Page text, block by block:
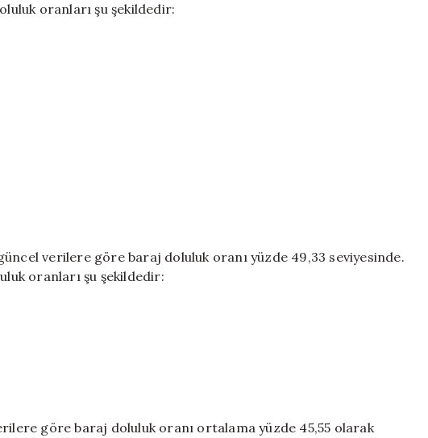
oranları şu şekildedir:
verilere göre baraj doluluk oranı yüzde 49,33 seviyesinde.
oranları şu şekildedir:
göre baraj doluluk oranı ortalama yüzde 45,55 olarak